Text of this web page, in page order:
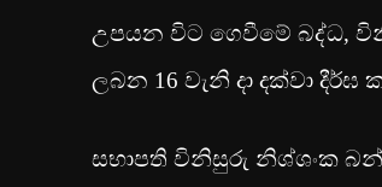
උපයන විට ගෙවීමේ බද්ධ,
ලබන 16 වැනි දා දක්වා
සභාපති විනිසුරු නිශ්ශංක